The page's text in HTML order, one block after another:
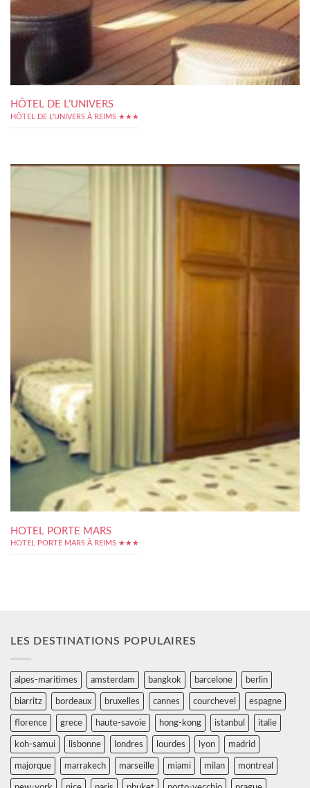
HÔTEL DE L’UNIVERS
HÔTEL DE L'UNIVERS À REIMS ★★★
HOTEL PORTE MARS
HOTEL PORTE MARS À REIMS ★★★
LES DESTINATIONS POPULAIRES
alpes-maritimes amsterdam bangkok barcelone berlin
biarritz bordeaux bruxelles cannes courchevel espagne
florence grece haute-savoie hong-kong istanbul italie
koh-samui lisbonne londres lourdes lyon madrid
majorque marrakech marseille miami milan montreal